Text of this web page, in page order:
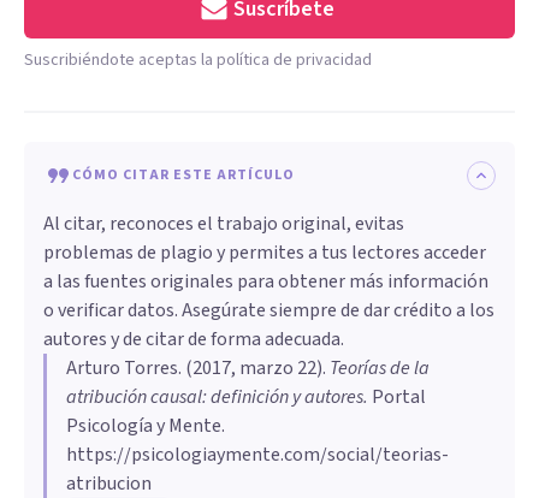
Suscríbete
Suscribiéndote aceptas la política de privacidad
CÓMO CITAR ESTE ARTÍCULO
Al citar, reconoces el trabajo original, evitas
problemas de plagio y permites a tus lectores acceder
a las fuentes originales para obtener más información
o verificar datos. Asegúrate siempre de dar crédito a los
autores y de citar de forma adecuada.
Arturo Torres. (2017, marzo 22). Teorías de la
atribución causal: definición y autores. Portal
Psicología y Mente.
https://psicologiaymente.com/social/teorias-
atribucion